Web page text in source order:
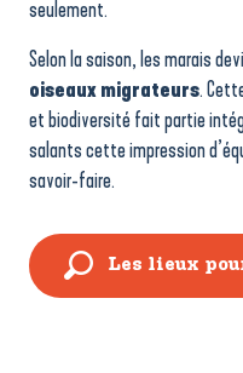
seulement.
Selon la saison, les marais
oiseaux migrateurs.
et biodiversité fait partie
salants cette impression
savoir-faire.
Les lieux